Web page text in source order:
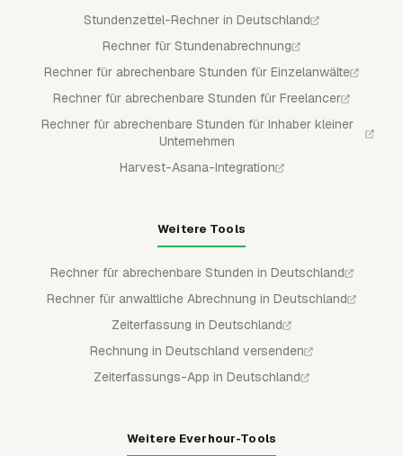
Stundenzettel-Rechner in Deutschland
Rechner für Stundenabrechnung
Rechner für abrechenbare Stunden für Einzelanwälte
Rechner für abrechenbare Stunden für Freelancer
Rechner für abrechenbare Stunden für Inhaber kleiner
Unternehmen
Harvest-Asana-Integration
Weitere Tools
Rechner für abrechenbare Stunden in Deutschland
Rechner für anwaltliche Abrechnung in Deutschland
Zeiterfassung in Deutschland
Rechnung in Deutschland versenden
Zeiterfassungs-App in Deutschland
Weitere Everhour-Tools